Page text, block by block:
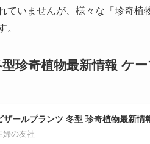
ていませんが、様々な「珍奇植
。
珍奇植物最新情報 ケ
ザールプランツ 冬型 珍奇植物最新
婦の友社